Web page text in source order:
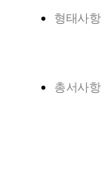
형태사항
총서사항